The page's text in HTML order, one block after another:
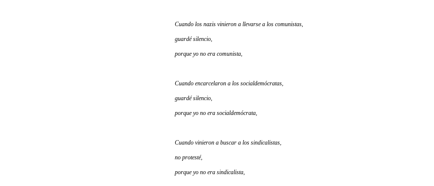
Cuando los nazis vinieron a llevarse a los comunistas,
guardé silencio,
porque yo no era comunista,
Cuando encarcelaron a los socialdemócratas,
guardé silencio,
porque yo no era socialdemócrata,
Cuando vinieron a buscar a los sindicalistas,
no protesté,
porque yo no era sindicalista,